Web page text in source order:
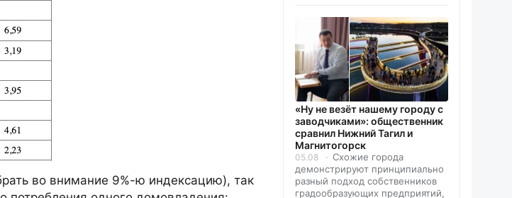
во внимание 9%-ю индексацию), так
«Ну не везёт нашему городу с
заводчиками»: общественник
сравнил Нижний Тагил и
Магнитогорск
05.08
Схожие города
демонстрируют принципиально
разный подход собственников
градообразующих предприятий,